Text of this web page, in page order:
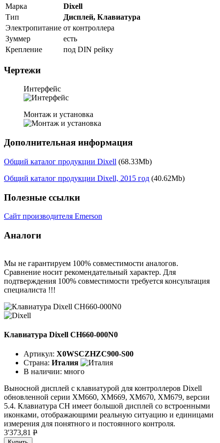
Марка
Dixell
Тип
Дисплей, Клавиатура
Электропитание от контроллера
Зуммер
есть
Крепление
под DIN рейку
Чертежи
Интерфейс
Монтаж и установка
Дополнительная информация
Общий каталог продукции Dixell (68.33Mb)
Общий каталог продукции Dixell, 2015 год (40.62Mb)
Полезные ссылки
Сайт производителя Emerson
Аналоги
Мы не гарантируем 100% совместимости аналогов.
Сравнение носит рекомендательный характер. Для
подтверждения 100% совместимости требуется консультация
специалиста !!!
Клавиатура Dixell CH660-000N0
Артикул: X0WSCZHZC900-S00
Страна: Италия
В наличии: много
Выносной дисплей с клавиатурой для контроллеров Dixell
обновленной серии XM660, XM669, XM670, XM679, версии
5.4. Клавиатура CH имеет большой дисплей со встроенными
иконками, отображающими реальную ситуацию и единицами
измерения для понятного и постоянного контроля.
3'373,81 P